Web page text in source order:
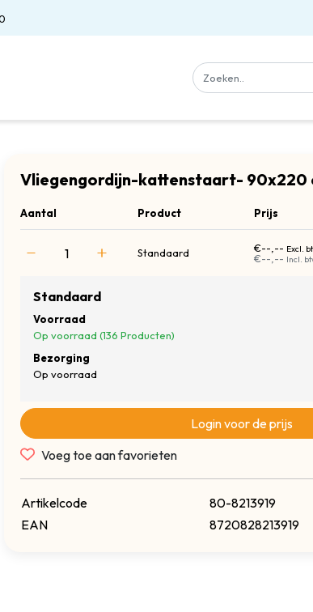
Vliegengordijn-kattenstaart- 90x220
Aantal Product Prijs
Standaard €--,-- Excl.
€--,-- Incl.
Standaard
Voorraad
Op voorraad (136 Producten)
Bezorging
Op voorraad
Login voor de prijs
Voeg toe aan favorieten
Artikelcode
80-8213919
EAN
8720828213919